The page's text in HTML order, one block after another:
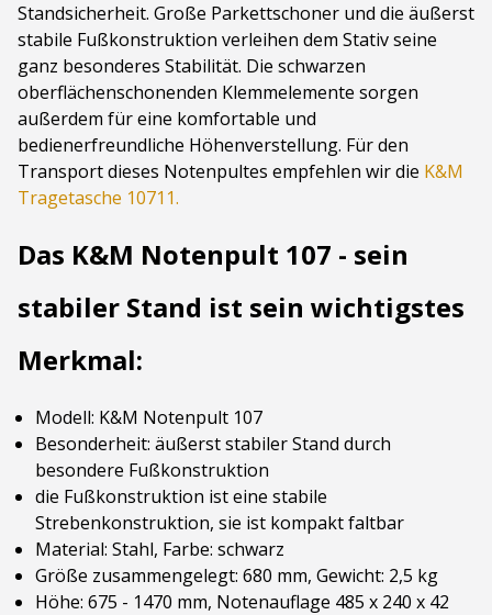
Standsicherheit. Große Parkettschoner und die äußerst
stabile Fußkonstruktion verleihen dem Stativ seine
ganz besonderes Stabilität. Die schwarzen
oberflächenschonenden Klemmelemente sorgen
außerdem für eine komfortable und
bedienerfreundliche Höhenverstellung. Für den
Transport dieses Notenpultes empfehlen wir die K&M
Tragetasche 10711.
Das K&M Notenpult 107 - sein
stabiler Stand ist sein wichtigstes
Merkmal:
Modell: K&M Notenpult 107
Besonderheit: äußerst stabiler Stand durch
besondere Fußkonstruktion
die Fußkonstruktion ist eine stabile
Strebenkonstruktion, sie ist kompakt faltbar
Material: Stahl, Farbe: schwarz
Größe zusammengelegt: 680 mm, Gewicht: 2,5 kg
Höhe: 675 - 1470 mm, Notenauflage 485 x 240 x 42